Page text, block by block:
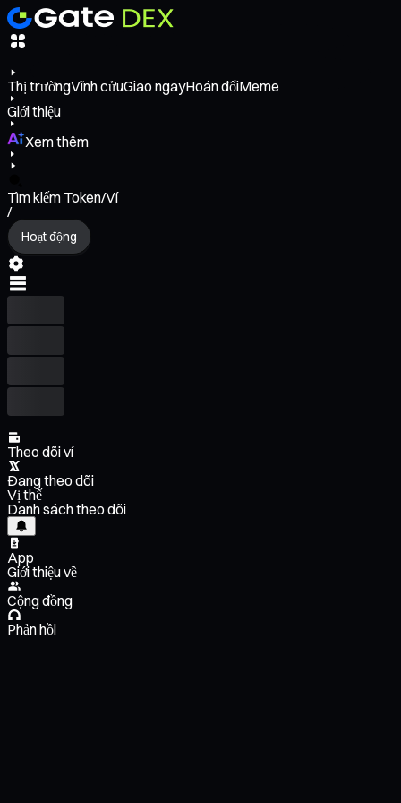
Thị trườngVĩnh cửuGiao ngayHoán đổiMeme
Giới thiệu
Xem thêm
Tìm kiếm Token/Ví
/
Hoạt động
Theo dõi ví
Đang theo dõi
Vị thế
Danh sách theo dõi
App
Giới thiệu về
Cộng đồng
Phản hồi